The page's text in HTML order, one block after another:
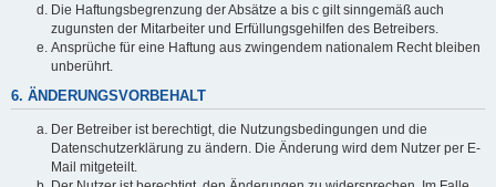
Die Haftungsbegrenzung der Absätze a bis c gilt sinngemäß auch
zugunsten der Mitarbeiter und Erfüllungsgehilfen des Betreibers.
Ansprüche für eine Haftung aus zwingendem nationalem Recht bleiben
unberührt.
6. ÄNDERUNGSVORBEHALT
Der Betreiber ist berechtigt, die Nutzungsbedingungen und die
Datenschutzerklärung zu ändern. Die Änderung wird dem Nutzer per E-
Mail mitgeteilt.